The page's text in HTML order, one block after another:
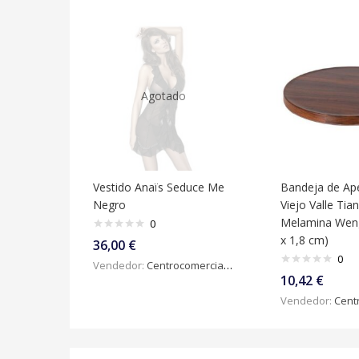
Agotado
Vestido Anaïs Seduce Me
Negro
0
36,00 €
Vendedor: Centrocomercialdigital
Bandeja de
Viejo Valle
Melamina
x 1,8 cm)
0
10,42 €
Vendedor: